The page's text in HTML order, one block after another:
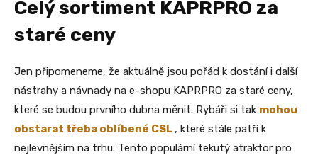
Celý sortiment KAPRPRO za
staré ceny
Jen připomeneme, že aktuálně jsou pořád k dostání i další
nástrahy a návnady na e-shopu KAPRPRO za staré ceny,
které se budou prvního dubna měnit. Rybáři si tak mohou
obstarat třeba oblíbené CSL , které stále patří k
nejlevnějším na trhu. Tento populární tekutý atraktor pro